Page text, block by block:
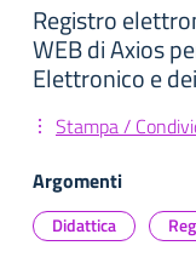
Registro
WEB di Axios
Elettronico e
Stampa /
Argomenti
Didattica